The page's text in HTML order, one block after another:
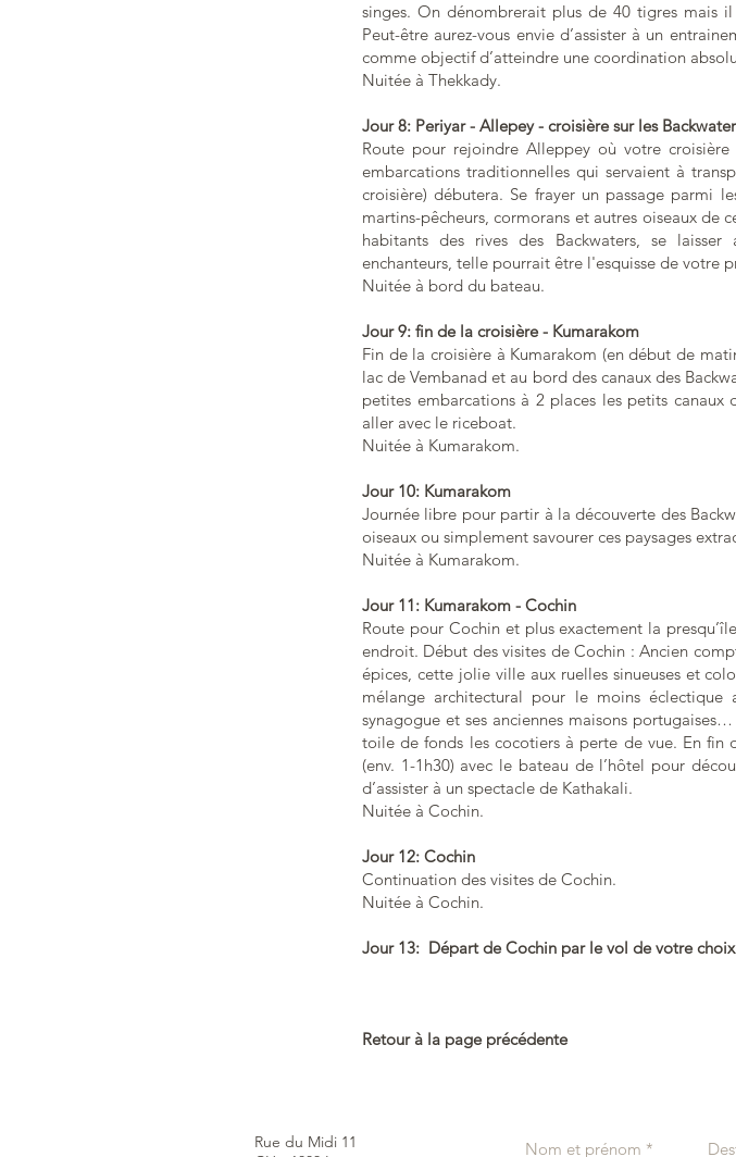
singes. On dénombrerait plus de 40 tigres mais
Peut-être aurez-vous envie d’assister à un
comme objectif d’atteindre une coordination
Nuitée à Thekkady.
Jour 8: Periyar - Allepey - croisière sur les
Route pour rejoindre Alleppey où votre
embarcations traditionnelles qui servaient à
croisière) débutera. Se frayer un passage parmi
martins-pêcheurs, cormorans et autres oiseaux
habitants des rives des Backwaters, se
enchanteurs, telle pourrait être l'esquisse de votre
Nuitée à bord du bateau.
Jour 9: fin de la croisière- Kumarakom
Fin de la croisière à Kumarakom (en début de
lac de Vembanad et au bord des canaux des
petites embarcations à 2 places les petits canaux
aller avec le riceboat.
Nuitée à Kumarakom.
Jour 10: Kumarakom
Journée libre pour partir à la découverte des
oiseaux ou simplement savourer ces paysages
Nuitée à Kumarakom.
Jour 11: Kumarakom - Cochin
Route pour Cochin et plus exactement la
endroit. Début des visites de Cochin : Ancien
épices, cette jolie ville aux ruelles sinueuses et
mélange architectural pour le moins éclectique
synagogue et ses anciennes maisons
toile de fonds les cocotiers à perte de vue. En fin
(env. 1-1h30) avec le bateau de l’hôtel pour
d’assister à un spectacle de Kathakali.
Nuitée à Cochin.
Jour 12: Cochin
Continuation des visites de Cochin.
Nuitée à Cochin.
Jour 13: Départ de Cochin par le vol de votre choix
Retour à la page précédente
Rue du Midi 11